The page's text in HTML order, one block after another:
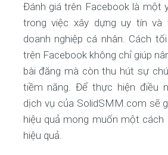
Đánh giá trên Facebook là một
trong việc xây dựng uy tín và
doanh nghiệp cá nhân. Cách
trên Facebook không chỉ giúp
bài đăng mà còn thu hút sự
tiềm năng. Để thực hiện điều
dịch vụ của SolidSMM.com sẽ
hiệu quả mong muốn một cách
hiệu quả.